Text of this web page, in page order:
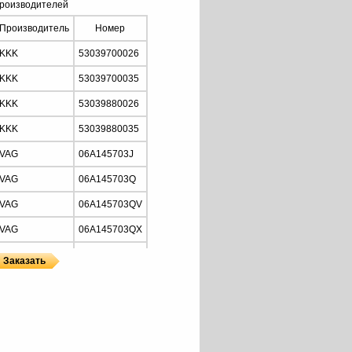
Производитель Номер
KKK 53039700026
KKK 53039700035
KKK 53039880026
KKK 53039880035
VAG 06A145703J
VAG 06A145703Q
VAG 06A145703QV
VAG 06A145703QX